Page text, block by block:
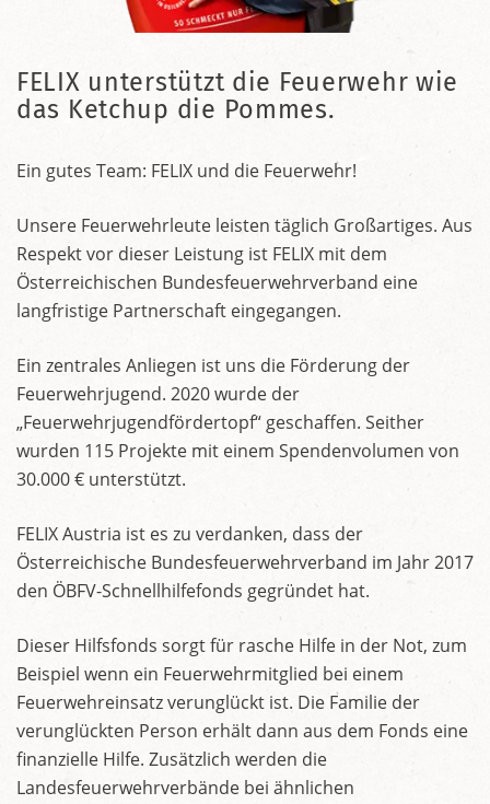
FELIX unterstützt die Feuerwehr wie
das Ketchup die Pommes.
Ein gutes Team: FELIX und die Feuerwehr!
Unsere Feuerwehrleute leisten täglich Großartiges. Aus
Respekt vor dieser Leistung ist FELIX mit dem
Österreichischen Bundesfeuerwehrverband eine
langfristige Partnerschaft eingegangen.
Ein zentrales Anliegen ist uns die Förderung der
Feuerwehrjugend. 2020 wurde der
„Feuerwehrjugendfördertopf“ geschaffen. Seither
wurden 115 Projekte mit einem Spendenvolumen von
30.000 € unterstützt.
FELIX Austria ist es zu verdanken, dass der
Österreichische Bundesfeuerwehrverband im Jahr 2017
den ÖBFV-Schnellhilfefonds gegründet hat.
Dieser Hilfsfonds sorgt für rasche Hilfe in der Not, zum
Beispiel wenn ein Feuerwehrmitglied bei einem
Feuerwehreinsatz verunglückt ist. Die Familie der
verunglückten Person erhält dann aus dem Fonds eine
finanzielle Hilfe. Zusätzlich werden die
Landesfeuerwehrverbände bei ähnlichen